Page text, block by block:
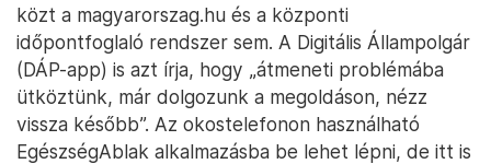
közt a magyarorszag.hu és a központi
időpontfoglaló rendszer sem. A Digitális Állampolgár
(DÁP-app) is azt írja, hogy „átmeneti problémába
ütköztünk, már dolgozunk a megoldáson, nézz
vissza később”. Az okostelefonon használható
EgészségAblak alkalmazásba be lehet lépni, de itt is